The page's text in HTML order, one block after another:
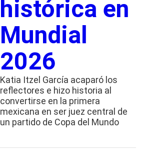
histórica en
Mundial
2026
Katia Itzel García acaparó los
reflectores e hizo historia al
convertirse en la primera
mexicana en ser juez central de
un partido de Copa del Mundo